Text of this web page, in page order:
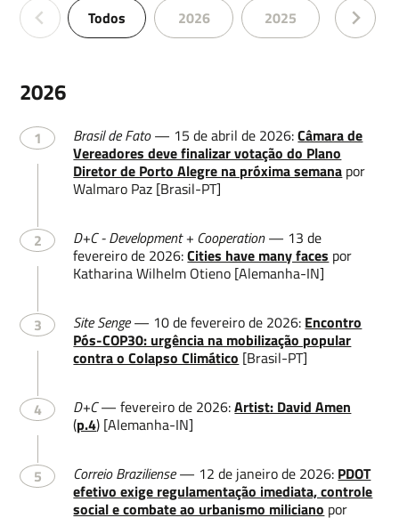
Todos 2026 2025 2024
2026
1 Brasil de Fato— 15 de abril de 2026:Câmara de
Vereadores deve finalizar votação do Plano
Diretor de Porto Alegre na próxima semana por
Walmaro Paz [Brasil-PT]
2 D+C - Development + Cooperation— 13 de
fevereiro de 2026:Cities have many faces por
Katharina Wilhelm Otieno [Alemanha-IN]
3 Site Senge— 10 de fevereiro de 2026: Encontro
Pós-COP30: urgência na mobilização popular
contra o Colapso Climático [Brasil-PT]
4 D+C— fevereiro de 2026:Artist: David Amen
(p.4) [Alemanha-IN]
5 Correio Braziliense— 12 de janeiro de 2026: PDOT
efetivo exige regulamentação imediata, controle
social e combate ao urbanismo miliciano por